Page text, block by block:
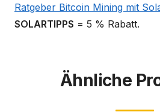
Ratgeber Bitcoin Mining mit
SOLARTIPPS = 5 % Rabatt.
Ähnliche